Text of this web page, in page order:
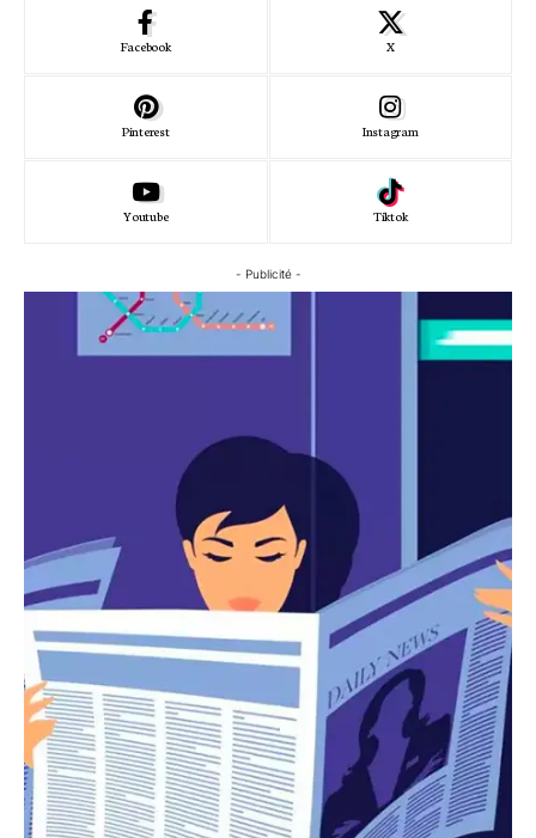
Facebook X
Pinterest Instagram
Youtube Tiktok
- Publicité -